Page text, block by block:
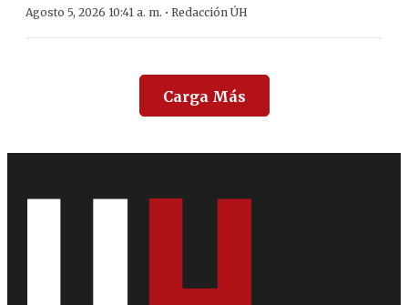
Agosto 5, 2026 10:41 a. m. · Redacción ÚH
Carga Más